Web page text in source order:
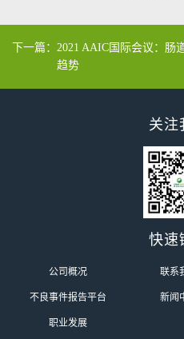
下一篇： 2021 AAIC国际会议：肠
趋势
关注
快速
公司概况 联系
不良事件报告平台 新闻
职业发展